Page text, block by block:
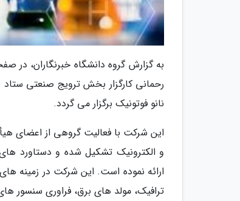
به گزارش گروه دانشگاه خبرنگاران، در
رحمانی کارگزار بخش ترویج صنعتی
نانو فوتونیک برگزار می گردد.
این شرکت با فعالیت گروهی از اعضای
و الکترونیک تشکیل شده و دستاورد
ارائه نموده است. این شرکت در زمینه
ترافیک، مولد های برق، فراوری سنسور های